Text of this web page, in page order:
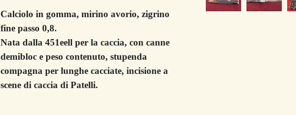
Calciolo in gomma, mirino avorio, zigrino
fine passo 0,8.
Nata dalla 451eell per la caccia, con canne
demibloc e peso contenuto, stupenda
compagna per lunghe cacciate, incisione a
scene di caccia di Patelli.